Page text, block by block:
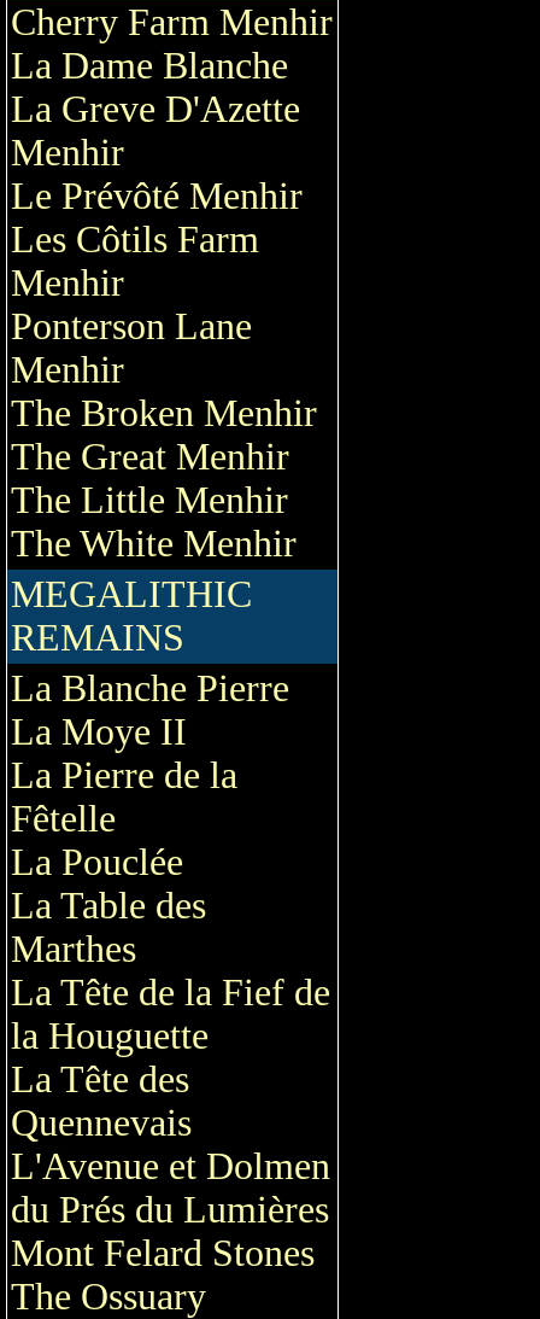
Cherry Farm Menhir
La Dame Blanche
La Greve D'Azette
Menhir
Le Prévôté Menhir
Les Côtils Farm
Menhir
Ponterson Lane
Menhir
The Broken Menhir
The Great Menhir
The Little Menhir
The White Menhir
MEGALITHIC
REMAINS
La Blanche Pierre
La Moye II
La Pierre de la
Fêtelle
La Pouclée
La Table des
Marthes
La Tête de la Fief de
la Houguette
La Tête des
Quennevais
L'Avenue et Dolmen
du Prés du Lumières
Mont Felard Stones
The Ossuary